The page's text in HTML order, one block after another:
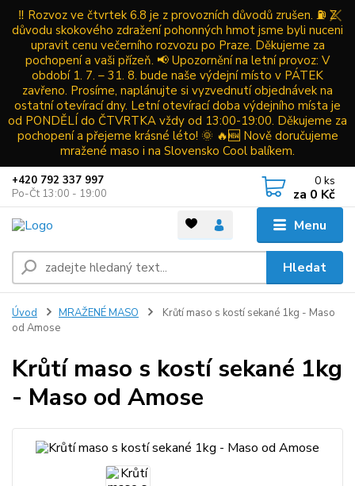
‼️ Rozvoz ve čtvrtek 6.8 je z provozních důvodů zrušen. ⛽ Z
důvodu skokového zdražení pohonných hmot jsme byli nuceni
upravit cenu večerního rozvozu po Praze. Děkujeme za
pochopení a vaši přízeň. 📢 Upozornění na letní provoz: V
období 1. 7. – 31. 8. bude naše výdejní místo v PÁTEK
zavřeno. Prosíme, naplánujte si vyzvednutí objednávek na
ostatní otevírací dny. Letní otevírací doba výdejního místa je
od PONDĚLÍ do ČTVRTKA vždy od 13:00-19:00. Děkujeme za
pochopení a přejeme krásné léto! 🌞 🔥🆕 Nově doručujeme
mražené maso i na Slovensko Cool balíkem.
Menu
Hledat
+420 792 337 997
Po-Čt 13:00 - 19:00
0 ks
za 0 Kč
Úvod MRAŽENÉ MASO
Krůtí maso s kostí sekané 1kg - Maso
od Amose
Krůtí maso s kostí sekané 1kg
- Maso od Amose